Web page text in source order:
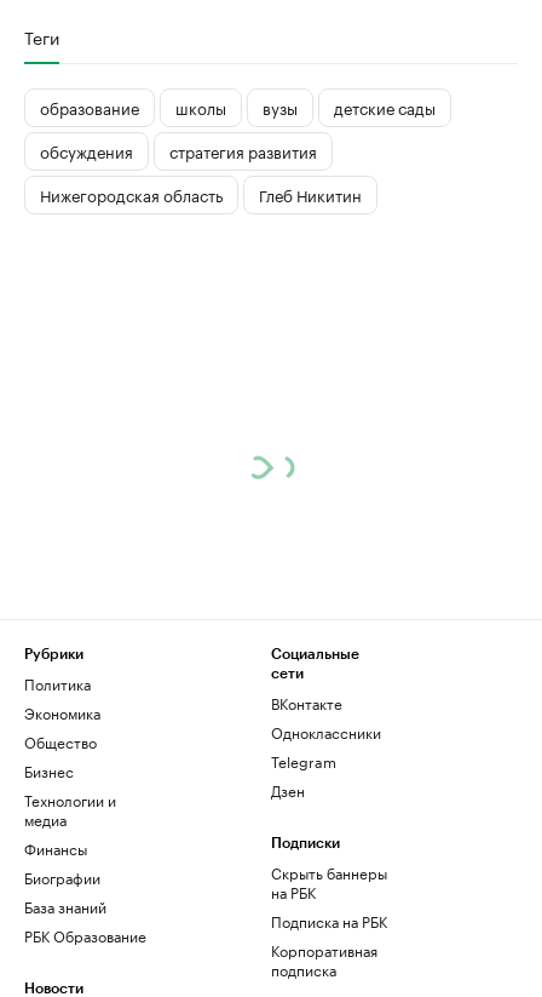
Теги
образование школы вузы
детские сады
обсуждения
стратегия развития
Нижегородская область
Глеб Никитин
Рубрики
Политика
Экономика
Общество
Бизнес
Технологии и
медиа
Финансы
Биографии
База знаний
РБК Образование
Новости
Социальные
сети
ВКонтакте
Одноклассники
Telegram
Дзен
Подписки
Скрыть баннеры
на РБК
Подписка на РБК
Корпоративная
подписка